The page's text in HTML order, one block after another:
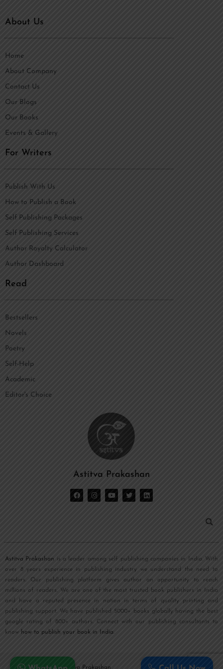
About Us
Home
About Company
Contact Us
Our Blogs
Our Books
Events & Gallery
For Writers
Publish With Us
How to Publish a Book
Self Publishing Packages
Self Publishing Services
Author Royalty Calculator
Author Dashboard
Read
Bestsellers
Novels
Poetry
Self-Help
Academic
Editor's Choice
Astitva Prakashan
Astitva Prakashan is a leader among self publishing companies in India. With
over 8 years experience in publishing industry we understand the need to
readers. Our publishing platform gives author an opportunity to reach
millions of readers. We are one of the most trusted book publishers in India
and have a reputed presence in nation in terms of quality printing and
publishing support. We have published 5000+ books globally having the best
google rating of 800+ authors. Connect with our publishing consultants to
know how to publish your book in India
Copyright © 2026Astitva Prakashan